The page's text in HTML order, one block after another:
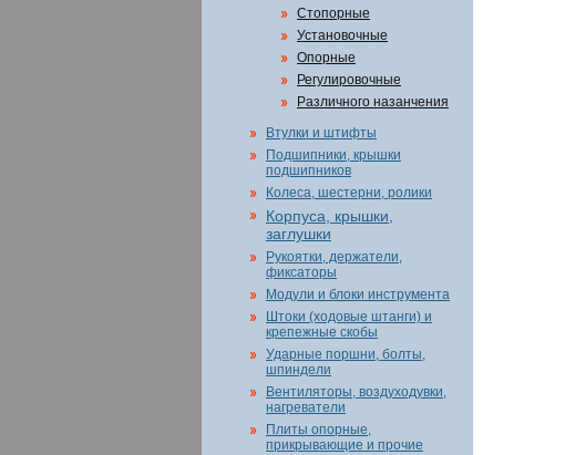
Стопорные
Установочные
Опорные
Регулировочные
Различного назанчения
Втулки и штифты
Подшипники, крышки
подшипников
Колеса, шестерни, ролики
Корпуса, крышки,
заглушки
Рукоятки, держатели,
фиксаторы
Модули и блоки инструмента
Штоки (ходовые штанги) и
крепежные скобы
Ударные поршни, болты,
шпиндели
Вентиляторы, воздуходувки,
нагреватели
Плиты опорные,
прикрывающие и прочие